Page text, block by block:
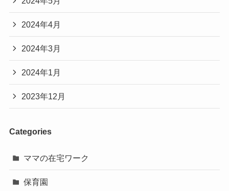
2024年4月
2024年3月
2024年1月
2023年12月
Categories
ママの在宅ワーク
保育園